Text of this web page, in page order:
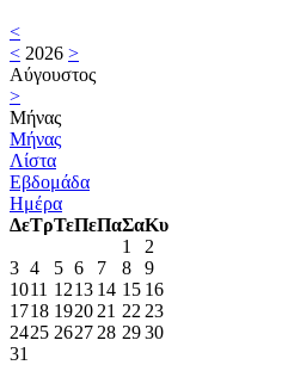
<
< 2026 >
Αύγουστος
>
Μήνας
Μήνας
Λίστα
Εβδομάδα
Ημέρα
ΔεΤρΤεΠεΠαΣαΚυ
1
2
3 4 5 6 7 8
9
1011 1213 14 15 16
1718 1920 21 22 23
2425 2627 28 2930
31